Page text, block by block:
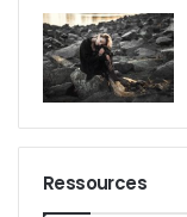
Ressources